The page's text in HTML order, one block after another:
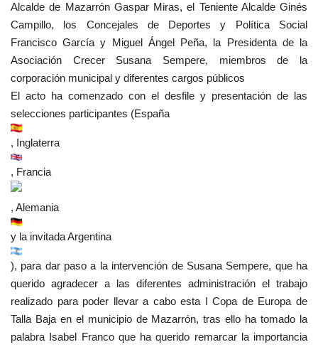
Alcaldede Mazarrón Gaspar Miras, el Teniente Alcalde Ginés
Campillo, los Concejales de Deportes y Política Social
Francisco García y Miguel Ángel Peña, la Presidenta de la
Asociación Crecer Susana Sempere, miembros de la
corporación municipal y diferentes cargos públicos
El acto ha comenzado con el desfile y presentación de las
selecciones participantes (España
, Inglaterra
, Francia
, Alemania
y la invitada Argentina
), para dar paso a la intervención de Susana Sempere, que ha
querido agradecer a las diferentes administración el trabajo
realizado para poder llevar a cabo esta I Copa de Europa de
Talla Baja en el municipio de Mazarrón, tras ello ha tomado la
palabra Isabel Franco que ha querido remarcar la importancia